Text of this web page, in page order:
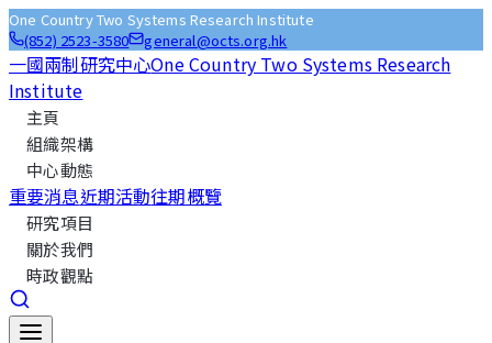
One Country Two Systems Research Institute
(852) 2523-3580
general@octs.org.hk
一國兩制研究中心One Country Two Systems Research
Institute
主頁
組織架構
中心動態
重要消息近期活動往期概覽
研究項目
關於我們
時政觀點